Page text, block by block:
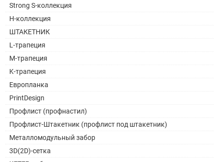
Strong S-коллекция
H-коллекция
ШТАКЕТНИК
L-трапеция
M-трапеция
K-трапеция
Европланка
PrintDesign
Профлист (профнастил)
Профлист-Штакетник (профлист под штакетник)
Металломодульный забор
3D(2D)-сетка